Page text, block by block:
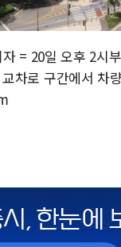
= 20일 오후 2시
차로 구간에서 차